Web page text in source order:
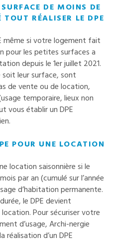
DE MOINS DE
RÉALISER LE DPE
même si votre logement fait
pour les petites surfaces a
depuis le 1er juillet 2021.
soit leur surface, sont
de vente ou de location,
temporaire, lieux non
vous établir un DPE
POUR UNE LOCATION
location saisonnière si le
par an (cumulé sur l’année
d’habitation permanente.
le DPE devient
Pour sécuriser votre
d’usage, Archi-nergie
d’un DPE